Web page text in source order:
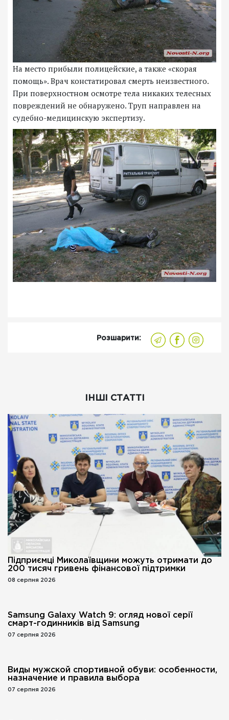
На место прибыли полицейские, а также «скорая
помощь». Врач констатировал смерть неизвестного.
При поверхностном осмотре тела никаких телесных
повреждений не обнаружено. Труп направлен на
судебно-медицинскую экспертизу.
Розшарити:
ІНШІ СТАТТІ
Підприємці Миколаївщини можуть отримати до
200 тисяч гривень фінансової підтримки
08 серпня 2026
Samsung Galaxy Watch 9: огляд нової серії
смарт-годинників від Samsung
07 серпня 2026
Виды мужской спортивной обуви: особенности,
назначение и правила выбора
07 серпня 2026